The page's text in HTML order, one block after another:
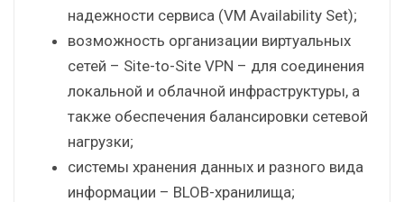
надежности сервиса (VM Availability Set);
возможность организации виртуальных
сетей – Site-to-Site VPN – для соединения
локальной и облачной инфраструктуры, а
также обеспечения балансировки сетевой
нагрузки;
системы хранения данных и разного вида
информации – BLOB-хранилища;